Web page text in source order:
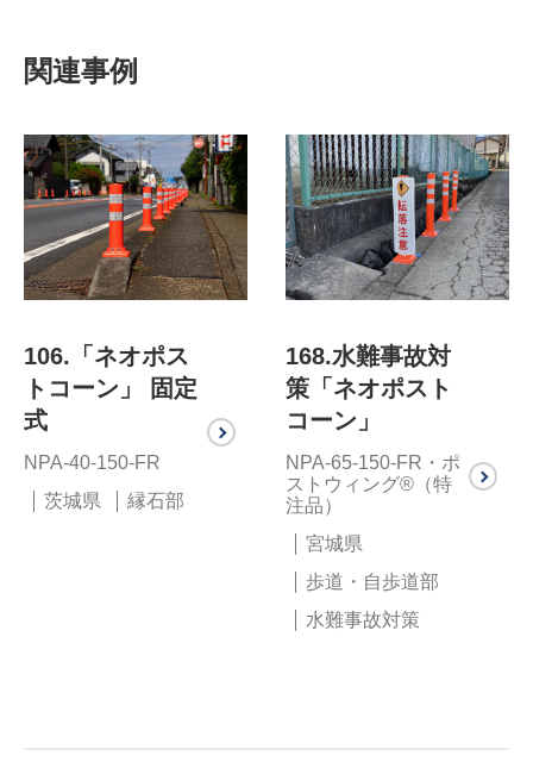
関連事例
106.「ネオポス
トコーン」 固定
式
NPA-40-150-FR
茨城県
縁石部
168.水難事故対
策「ネオポスト
コーン」
NPA-65-150-FR・ポ
ストウィング®（特
注品）
宮城県
歩道・自歩道部
水難事故対策